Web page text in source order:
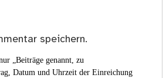
speichern.
„Beiträge genannt, zu
Datum und Uhrzeit der Einreichung